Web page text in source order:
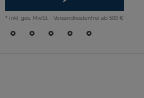
* inkl. ges. MwSt. - Versandkostenfrei ab 500 €